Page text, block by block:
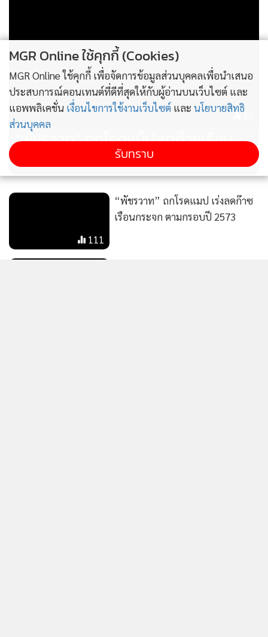
65
“พัชรวาท” ถกโรดแม๊ปลดก๊าซเรือน
กระจกตามกรอบปี 2573
111
“พัชรวาท” ถกโรดแมป เร่งลดก๊าซ
เรือนกระจก ตามกรอบปี 2573
MGR Online ใช้คุกกี้ (Cookies)
MGR Online ใช้คุกกี้ เพื่อจัดการข้อมูลส่วนบุคคลเพื่อนำเสนอ
ประสบการณ์คอนเทนต์ที่ดีที่สุดให้กับผู้อ่านบนเว็บไซต์ และ
แอพพลิเคชั่น เงื่อนไขการใช้งานเว็บไซต์ และ นโยบายสิทธิ
ส่วนบุคคล
รับทราบ